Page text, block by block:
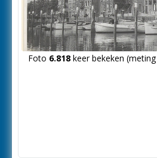
Foto 6.818keer bekeken